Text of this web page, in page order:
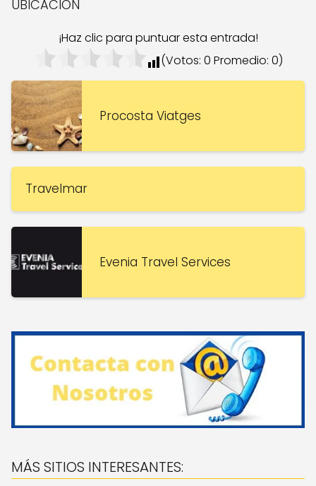
UBICACION
¡Haz clic para puntuar esta entrada!
(Votos: 0 Promedio: 0)
Procosta Viatges
Travelmar
Evenia Travel Services
MÁS SITIOS INTERESANTES: